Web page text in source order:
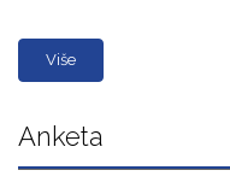
Više
Anketa